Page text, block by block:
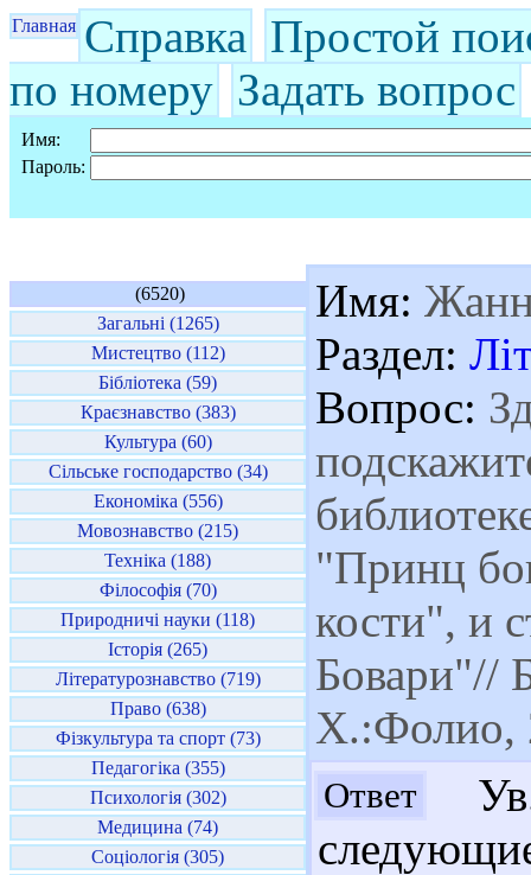
Главная Справка Простой
по номеру Задать вопрос
Имя:
Пароль:
(6520)
Загальні (1265)
Мистецтво (112)
Бібліотека (59)
Краєзнавство (383)
Культура (60)
Сільське господарство (34)
Економіка (556)
Мовознавство (215)
Техніка (188)
Філософія (70)
Природничі науки (118)
Історія (265)
Літературознавство (719)
Право (638)
Фізкультура та спорт (73)
Педагогіка (355)
Психологія (302)
Медицина (74)
Соціологія (305)
Имя:
Раздел:
Вопрос:
"Принц
кости", и
Бовари"//
Х.:Фолио,
Ответ